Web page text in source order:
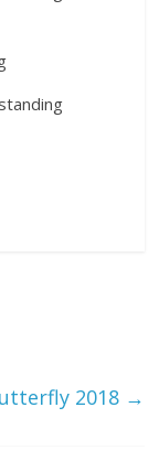
2018 →